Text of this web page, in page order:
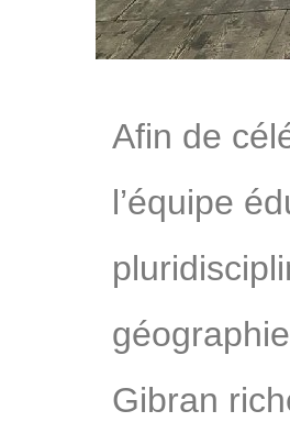
Afin de
l’équipe
Gibran